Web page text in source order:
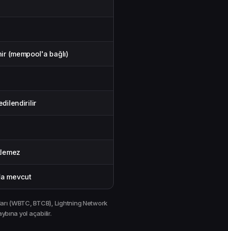
(mempool'a bağlı)
mevcut
(WBTC, BTCB), Lightning Network
yol açabilir.